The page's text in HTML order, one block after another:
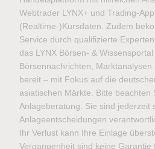
Webtrader LYNX+ und Trading-
(Realtime-)Kursdaten. Zudem
Service durch qualifizierte
das LYNX Börsen- &
Börsennachrichten,
bereit – mit Fokus auf die
asiatischen Märkte. Bitte beachten
Anlageberatung. Sie sind jederzeit
Anlageentscheidungen
Ihr Verlust kann Ihre Einlage
Vergangenheit sind keine Garantie